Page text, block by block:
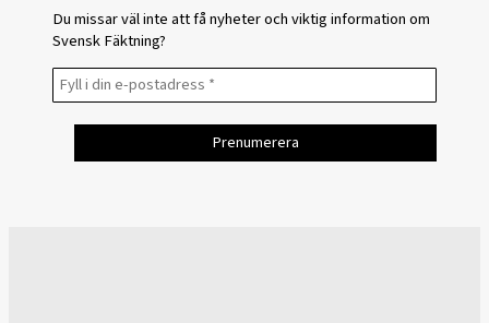
Du missar väl inte att få nyheter och viktig information om
Svensk Fäktning?